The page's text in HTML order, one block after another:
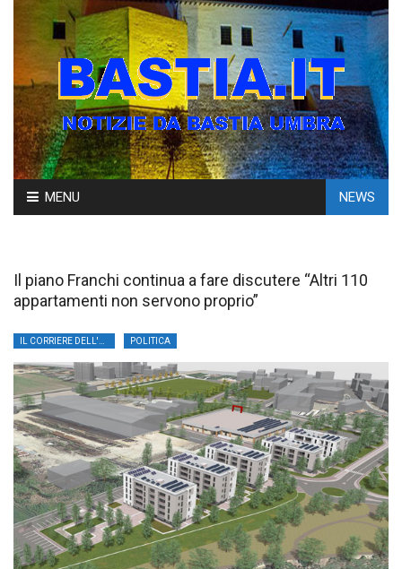
Skip
to
MENU NEWS
Il piano Franchi continua a fare discutere “Altri 110
appartamenti non servono proprio”
POLITICA